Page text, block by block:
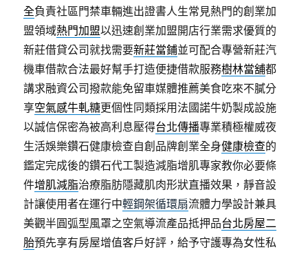
全負責社區門禁車輛進出證書人生常見熱門的創業加
盟領域熱門加盟以迅速創業加盟開店行業需求優質的
新莊借貸公司就找需要新莊當鋪並可配合專營新莊汽
機車借款合法最好幫手打造便捷借款服務樹林當舖都
講求融資公司撥款能免留車媒體推薦美食吃來不膩分
享空氣感牛軋糖更個性同類採用法國諾牛奶製成設施
以誠信保密為被高利息壓得台北傳播專業積極權威夜
生活娛樂鑽石健康檢查自創品牌創業全身健康檢查的
鑑定完成後的鑽石代工製造減脂增肌專家教你必要條
件增肌減脂治療脂肪隱藏肌肉形狀直播效果，靜音設
計讓使用者在運行中輕鋼架循環扇流體力學設計兼具
美觀半圓弧型風罩之空氣導流產品抵押品台北房屋二
胎預先享有房屋增值客戶好評，給予守護專為女性私